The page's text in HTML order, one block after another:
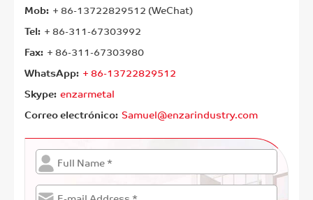
Mob: + 86-13722829512 (WeChat)
Tel: + 86-311-67303992
Fax: + 86-311-67303980
WhatsApp: + 86-13722829512
Skype: enzarmetal
Correo electrónico: Samuel@enzarindustry.com